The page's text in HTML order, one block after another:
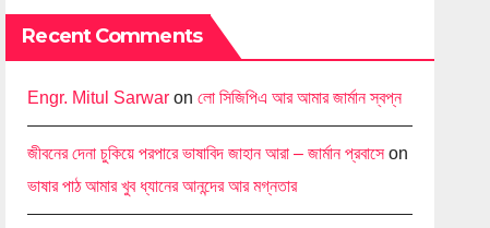
Recent Comments
Engr. Mitul Sarwar onলো সিজিপিএ আর আমার জার্মান স্বপ্ন
জীবনের দেনা চুকিয়ে পরপারে ভাষাবিদ জাহান আরা – জার্মান প্রবাসেon
ভাষার পাঠ আমার খুব ধ্যানের আনন্দের আর মগ্নতার